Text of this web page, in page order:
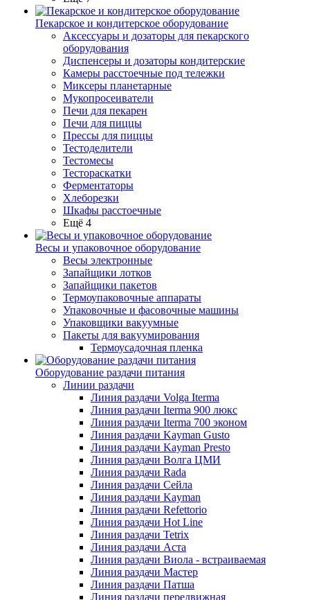
Пекарское и кондитерское оборудование
Аксессуары и дозаторы для пекарского
оборудования
Диспенсеры и дозаторы кондитерские
Камеры расстоечные под тележки
Миксеры планетарные
Мукопросеиватели
Печи для пекарен
Печи для пиццы
Прессы для пиццы
Тестоделители
Тестомесы
Тестораскатки
Ферментаторы
Хлеборезки
Шкафы расстоечные
Ещё 4
Весы и упаковочное оборудование
Весы электронные
Запайщики лотков
Запайщики пакетов
Термоупаковочные аппараты
Упаковочные и фасовочные машины
Упаковщики вакуумные
Пакеты для вакуумирования
Термоусадочная пленка
Оборудование раздачи питания
Линии раздачи
Линия раздачи Volga Iterma
Линия раздачи Iterma 900 люкс
Линия раздачи Iterma 700 эконом
Линия раздачи Kayman Gusto
Линия раздачи Kayman Presto
Линия раздачи Волга ЦМИ
Линия раздачи Rada
Линия раздачи Сейла
Линия раздачи Kayman
Линия раздачи Refettorio
Линия раздачи Hot Line
Линия раздачи Tetrix
Линия раздачи Аста
Линия раздачи Виола - встраиваемая
Линия раздачи Мастер
Линия раздачи Патша
Линия раздачи передвижная